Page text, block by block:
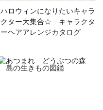
ハロウィンになりたいキャラ
クター大集合☆ キャラクタ
ーヘアアレンジカタログ